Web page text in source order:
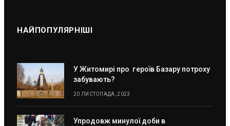
НАЙПОПУЛЯРНІШІ
У Житомирі про героїв Базару потроху
забувають?
20 ЛИСТОПАДА, 2023
Упродовж минулої доби в